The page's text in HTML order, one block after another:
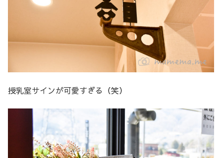
授乳室サインが可愛すぎる（笑）